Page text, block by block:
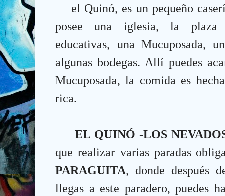
el Quinó, es un pequeño
posee una iglesia, la plaza
educativas, una Mucuposada,
algunas bodegas. Allí puedes
Mucuposada, la comida es
rica.
EL QUINÓ -LOS
que realizar varias paradas
PARAGUITA, donde después
llegas a este paradero, puedes